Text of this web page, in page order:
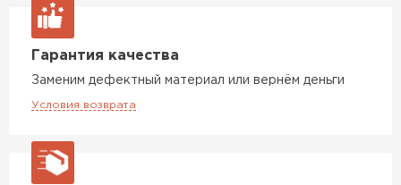
Гарантия качества
Заменим дефектный материал или вернём деньги
Условия возврата